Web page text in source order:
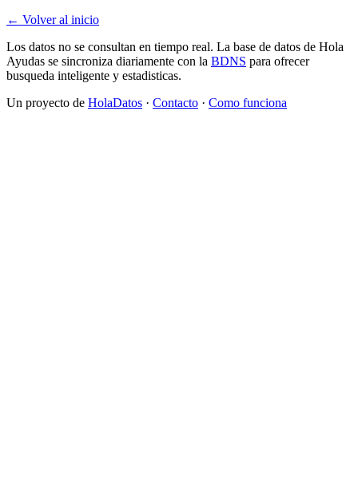
← Volver al inicio
Los datos no se consultan en tiempo real. La base de datos de Hola
Ayudas se sincroniza diariamente con la BDNS para ofrecer
busqueda inteligente y estadisticas.
Un proyecto de HolaDatos · Contacto · Como funciona